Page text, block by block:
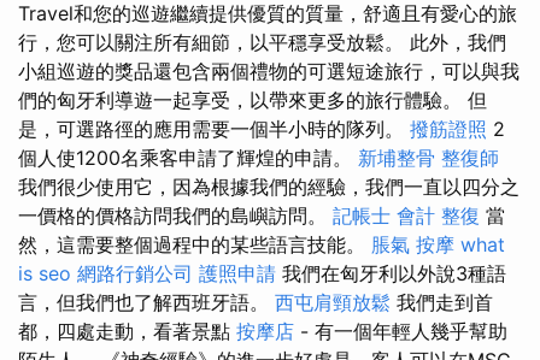
Travel和您的巡遊繼續提供優質的質量，舒適且有愛心的旅
行，您可以關注所有細節，以平穩享受放鬆。 此外，我們
小組巡遊的獎品還包含兩個禮物的可選短途旅行，可以與我
們的匈牙利導遊一起享受，以帶來更多的旅行體驗。 但
是，可選路徑的應用需要一個半小時的隊列。 撥筋證照 2
個人使1200名乘客申請了輝煌的申請。 新埔整骨 整復師
我們很少使用它，因為根據我們的經驗，我們一直以四分之
一價格的價格訪問我們的島嶼訪問。 記帳士 會計 整復 當
然，這需要整個過程中的某些語言技能。 脹氣 按摩 what
is seo 網路行銷公司 護照申請 我們在匈牙利以外說3種語
言，但我們也了解西班牙語。 西屯肩頸放鬆 我們走到首
都，四處走動，看著景點 按摩店 - 有一個年輕人幾乎幫助